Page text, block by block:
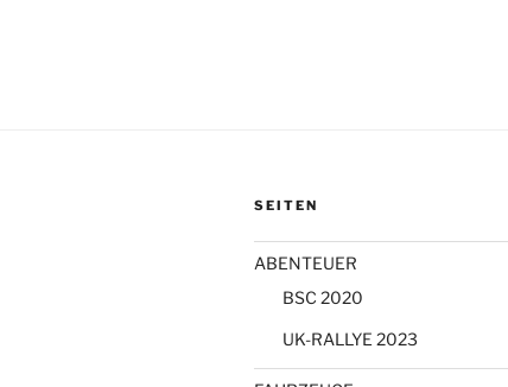
SEITEN
ABENTEUER
BSC 2020
UK-RALLYE 2023